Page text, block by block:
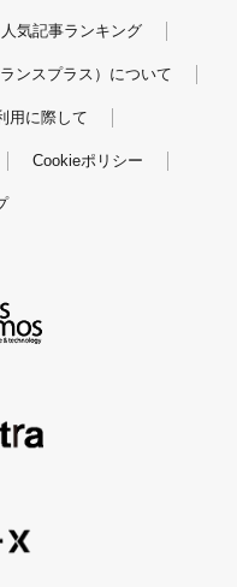
人気記事ランキング
ンスプラス）について
用に際して
Cookieポリシー